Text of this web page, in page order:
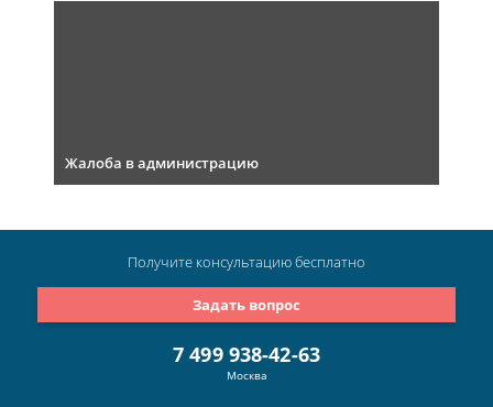
Жалоба в администрацию
7 499 938-42-63
Москва
Задать вопрос
Получите консультациюбесплатно